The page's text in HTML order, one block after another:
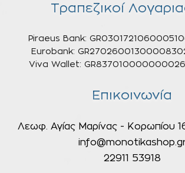
Τραπεζικοί
Piraeus Bank:
Eurobank:
Viva Wallet:
Επικοινωνία
Λεωφ. Αγίας Μαρίνας - Κορωπίου
22911 53918